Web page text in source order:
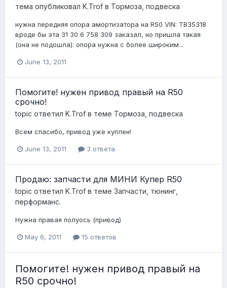
тема опубликовал K.Trof в Тормоза, подвеска
нужна передняя опора амортизатора на R50 VIN: TB35318
вроде бы эта 31 30 6 758 309 заказал, но пришла такая
(она не подошла): опора нужна с более широким...
June 13, 2011
Помогите! нужен привод правый на R50
срочно!
topic ответил K.Trof в теме Тормоза, подвеска
Всем спасибо, привод уже куплен!
June 13, 2011 3 ответа
Продаю: запчасти для МИНИ Купер R50
topic ответил K.Trof в теме Запчасти, тюнинг,
перформанс.
Нужна правая полуось (привод)
May 6, 2011 15 ответов
Помогите! нужен привод правый на
R50 срочно!